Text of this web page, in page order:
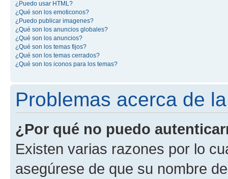
¿Puedo usar HTML?
¿Qué son los emoticonos?
¿Puedo publicar imagenes?
¿Qué son los anuncios globales?
¿Qué son los anuncios?
¿Qué son los temas fijos?
¿Qué son los temas cerrados?
¿Qué son los iconos para los temas?
Problemas acerca de
¿Por qué no puedo
Existen varias razones por lo
asegúrese de que su nombre